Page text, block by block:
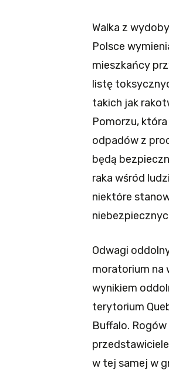
Walka z
Polsce
mieszkańcy
listę
takich jak
Pomorzu,
odpadów z
będą
raka wśród
niektóre
Odwagi
moratorium na
wynikiem
terytorium
Buffalo.
w tej samej w